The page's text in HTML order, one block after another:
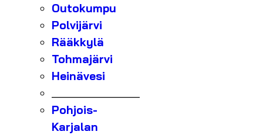
Outokumpu
Polvijärvi
Rääkkylä
Tohmajärvi
Heinävesi
Pohjois-
Karjalan